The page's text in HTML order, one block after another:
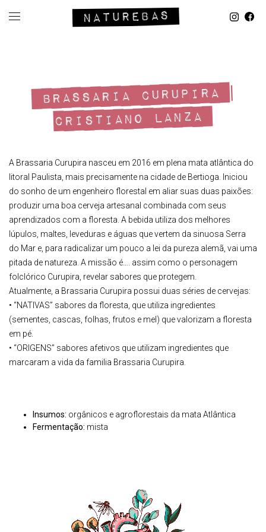
BRASSARIA CURUPIRA |
CRISTIANO LANZA
A Brassaria Curupira nasceu em 2016 em plena mata atlântica do
litoral Paulista, mais precisamente na cidade de Bertioga. Iniciou
do sonho de um engenheiro florestal em aliar suas duas paixões:
produzir uma boa cerveja artesanal combinada com seus
aprendizados com a floresta. A bebida utiliza dos melhores
lúpulos, maltes, leveduras e águas que vertem da sinuosa Serra
do Mar e, para radicalizar um pouco a lei da pureza alemã, vai uma
pitada de natureza. A missão é…. assim como o personagem
folclórico Curupira, revelar sabores que protegem.
Atualmente, a Brassaria Curupira possui duas séries de cervejas:
• “NATIVAS” sabores da floresta, que utiliza ingredientes
(sementes, cascas, folhas, frutos e mel) que valorizam a floresta
em pé.
• “ORIGENS” sabores afetivos que utilizam ingredientes que
marcaram a vida da familia Brassaria Curupira.
Insumos: orgânicos e agroflorestais da mata Atlântica
Fermentação: mista